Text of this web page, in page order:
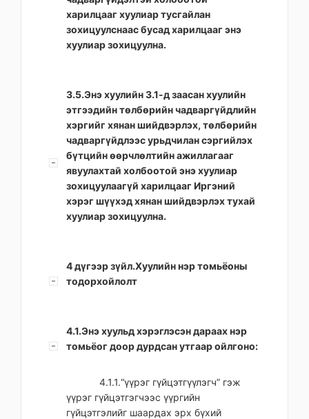
харилцааг хуулиар тусгайлан
зохицуулснаас бусад харилцааг энэ
хуулиар зохицуулна.
3.5.Энэ хуулийн 3.1-д заасан хуулийн
этгээдийн төлбөрийн чадваргүйдлийн
хэргийг хянан шийдвэрлэх, төлбөрийн
чадваргүйдлээс урьдчилан сэргийлэх
бүтцийн өөрчлөлтийн ажиллагааг
явуулахтай холбоотой энэ хуулиар
зохицуулаагүй харилцааг Иргэний
хэрэг шүүхэд хянан шийдвэрлэх тухай
хуулиар зохицуулна.
4 дүгээр зүйл.Хуулийн нэр томьёоны
тодорхойлолт
4.1.Энэ хуульд хэрэглэсэн дараах нэр
томьёог доор дурдсан утгаар ойлгоно:
4.1.1.“үүрэг гүйцэтгүүлэгч” гэж
үүрэг гүйцэтгэгчээс үүргийн
гүйцэтгэлийг шаардах эрх бүхий